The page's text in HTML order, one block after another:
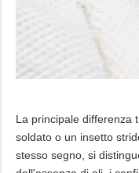
La principale differenza
soldato o un insetto
stesso segno, si